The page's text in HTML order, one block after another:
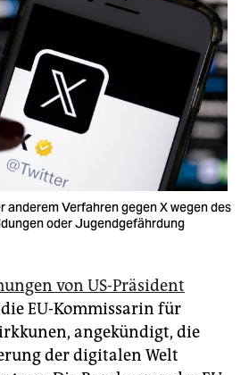
anderem Verfahren gegen X wegen des
oder Jugendgefährdung
von US-Präsident
EU-Kommissarin für
angekündigt, die
der digitalen Welt